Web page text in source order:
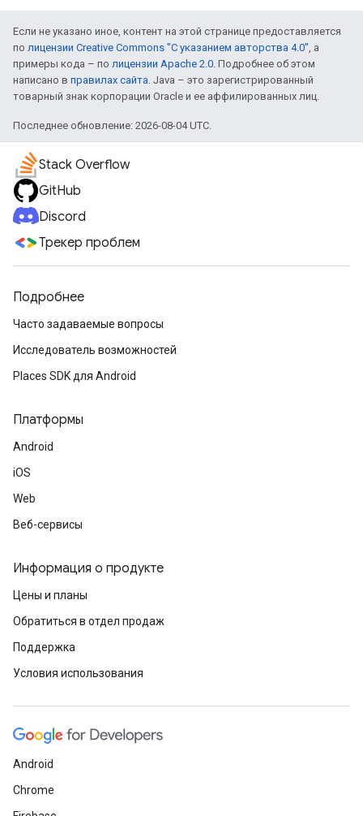
Если не указано иное, контент на этой странице предоставляется
по лицензии Creative Commons "С указанием авторства 4.0", а
примеры кода – по лицензии Apache 2.0. Подробнее об этом
написано в правилах сайта. Java – это зарегистрированный
товарный знак корпорации Oracle и ее аффилированных лиц.
Последнее обновление: 2026-08-04 UTC.
Stack Overflow
GitHub
Discord
Трекер проблем
Подробнее
Часто задаваемые вопросы
Исследователь возможностей
Places SDK для Android
Платформы
Android
iOS
Web
Веб-сервисы
Информация о продукте
Цены и планы
Обратиться в отдел продаж
Поддержка
Условия использования
Android
Chrome